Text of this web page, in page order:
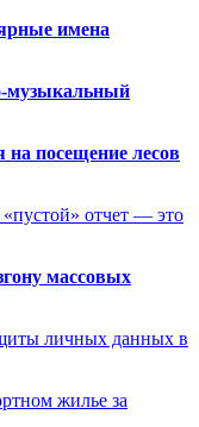
имена
музыкальный
на посещение лесов
«пустой» отчет — это
массовых
личных данных в
жилье за